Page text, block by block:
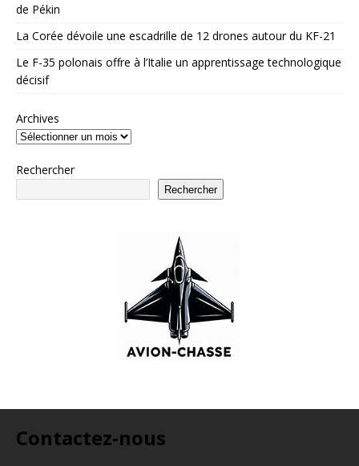
de Pékin
La Corée dévoile une escadrille de 12 drones autour du KF-21
Le F-35 polonais offre à l’Italie un apprentissage technologique
décisif
Archives
Rechercher
Rechercher
Contactez-nous